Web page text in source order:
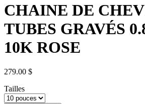
CHAINE DE
TUBES GRAVÉS
10K ROSE
279.00 $
Tailles